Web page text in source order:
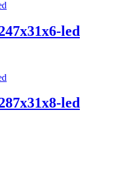
led
led